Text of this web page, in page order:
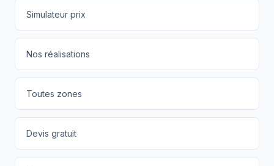
Simulateur prix
Nos réalisations
Toutes zones
Devis gratuit